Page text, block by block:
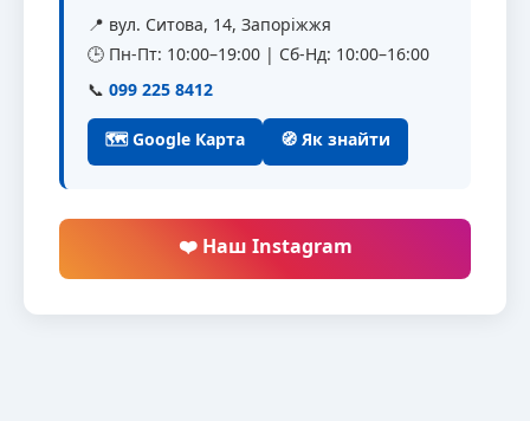
📍 вул. Ситова, 14, Запоріжжя
🕒 Пн-Пт: 10:00–19:00 | Сб-Нд: 10:00–16:00
📞 099 225 8412
🗺 Google Карта 🧭 Як знайти
❤️ Наш Instagram